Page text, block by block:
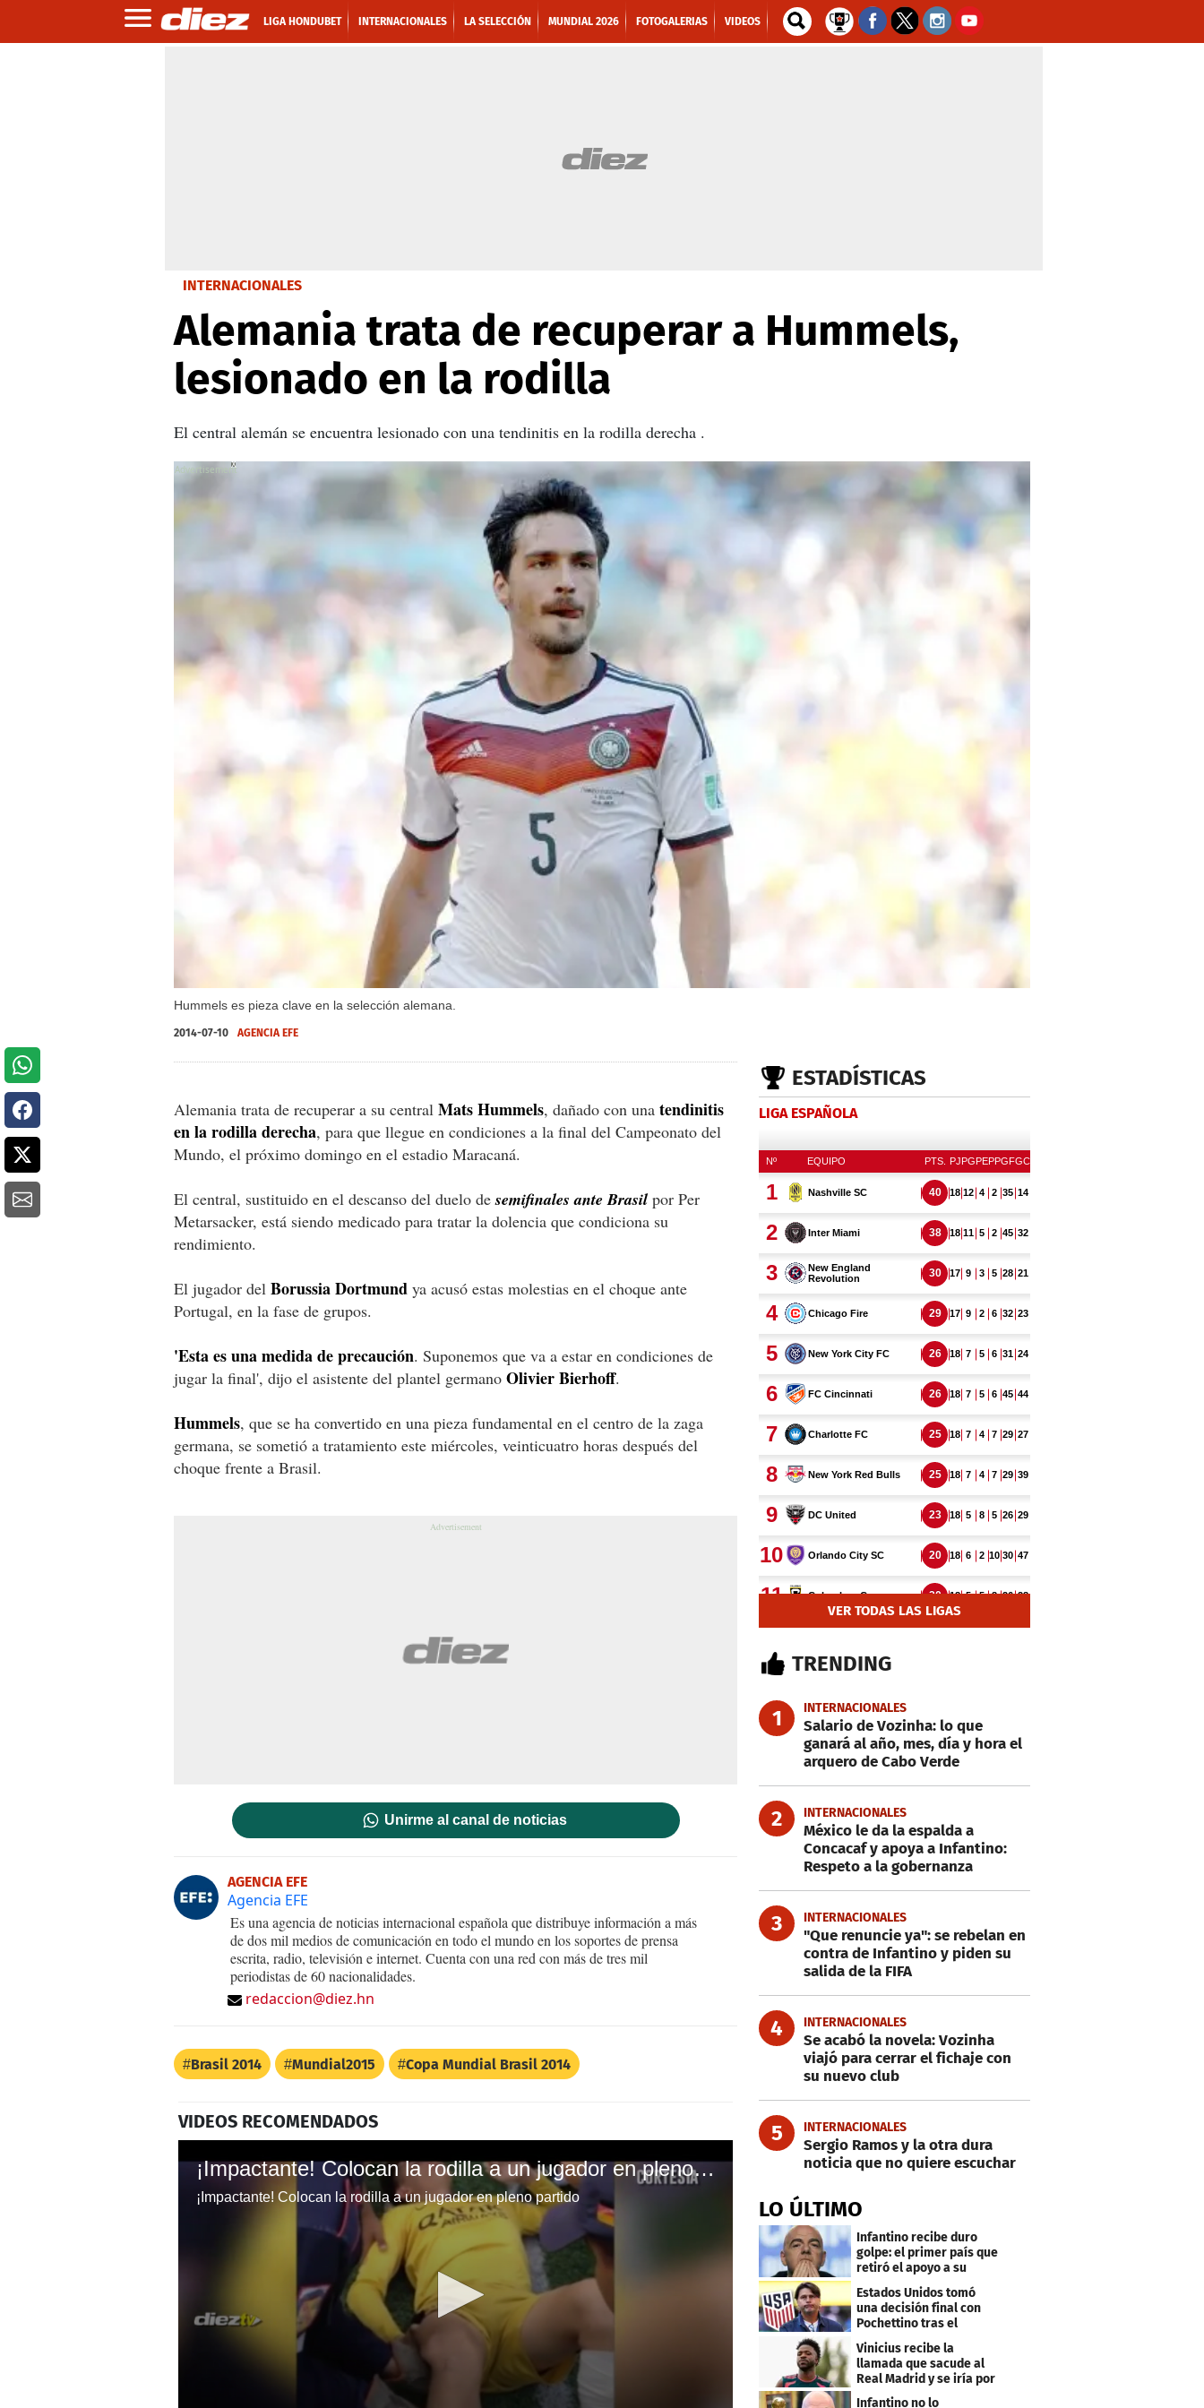
LIGA HONDUBET INTERNACIONALES LA SELECCIÓN MUNDIAL 2026 FOTOGALERIAS VIDEOS
INTERNACIONALES
Alemania trata de recuperar a Hummels,
lesionado en la rodilla
El central alemán se encuentra lesionado con una tendinitis en la rodilla derecha .
Hummels es pieza clave en la selección alemana.
X
2014-07-10 AGENCIA EFE
Alemania trata de recuperar a su central Mats Hummels, dañado con una tendinitis
en la rodilla derecha, para que llegue en condiciones a la final del Campeonato del
Mundo, el próximo domingo en el estadio Maracaná.
El central, sustituido en el descanso del duelo desemifinales ante Brasil por Per
Metarsacker, está siendo medicado para tratar la dolencia que condiciona su
rendimiento.
El jugador del Borussia Dortmund ya acusó estas molestias en el choque ante
Portugal, en la fase de grupos.
'Esta es una medida de precaución. Suponemos que va a estar en condiciones de
jugar la final', dijo el asistente del plantel germano Olivier Bierhoff.
Hummels, que se ha convertido en una pieza fundamental en el centro de la zaga
germana, se sometió a tratamiento este miércoles, veinticuatro horas después del
choque frente a Brasil.
Unirme al canal de noticias
AGENCIA EFE
Agencia EFE
Es una agencia de noticias internacional española que distribuye información a más
de dos mil medios de comunicación en todo el mundo en los soportes de prensa
escrita, radio, televisión e internet. Cuenta con una red con más de tres mil
periodistas de 60 nacionalidades.
redaccion@diez.hn
Brasil 2014 Mundial2015 Copa Mundial Brasil 2014
VIDEOS RECOMENDADOS
¡Impactante! Colocan la rodilla a un jugador en pleno partido
¡Impactante! Colocan la rodilla a un jugador en pleno partido
ESTADÍSTICAS
LIGA ESPAÑOLA
VER TODAS LAS LIGAS
TRENDING
1 INTERNACIONALES
Salario de Vozinha: lo que
ganará al año, mes, día y hora el
arquero de Cabo Verde
2 INTERNACIONALES
México le da la espalda a
Concacaf y apoya a Infantino:
Respeto a la gobernanza
3 INTERNACIONALES
"Que renuncie ya": se rebelan en
contra de Infantino y piden su
salida de la FIFA
4 INTERNACIONALES
Se acabó la novela: Vozinha
viajó para cerrar el fichaje con
su nuevo club
5 INTERNACIONALES
Sergio Ramos y la otra dura
noticia que no quiere escuchar
LO ÚLTIMO
Infantino recibe duro
golpe: el primer país que
retiró el apoyo a su
Estados Unidos tomó
una decisión final con
Pochettino tras el
Mundial
Vinicius recibe la
llamada que sacude al
Real Madrid y se iría por
este salario
Infantino no lo